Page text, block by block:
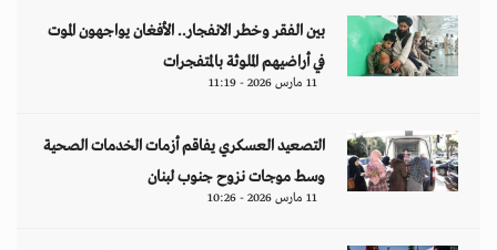
بين الفقر وخطر الانفجار.. الأفغان يواجهون الموت
في أراضيهم الملوثة بالمتفجرات
11 مارس 2026 - 11:19
التصعيد العسكري يفاقم أزمات الخدمات الصحية
وسط موجات نزوح جنوب لبنان
11 مارس 2026 - 10:26